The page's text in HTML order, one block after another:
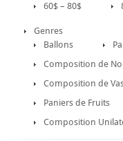
60$ – 80$
Genres
Ballons
Composition de
Composition de
Paniers de Fruits
Composition